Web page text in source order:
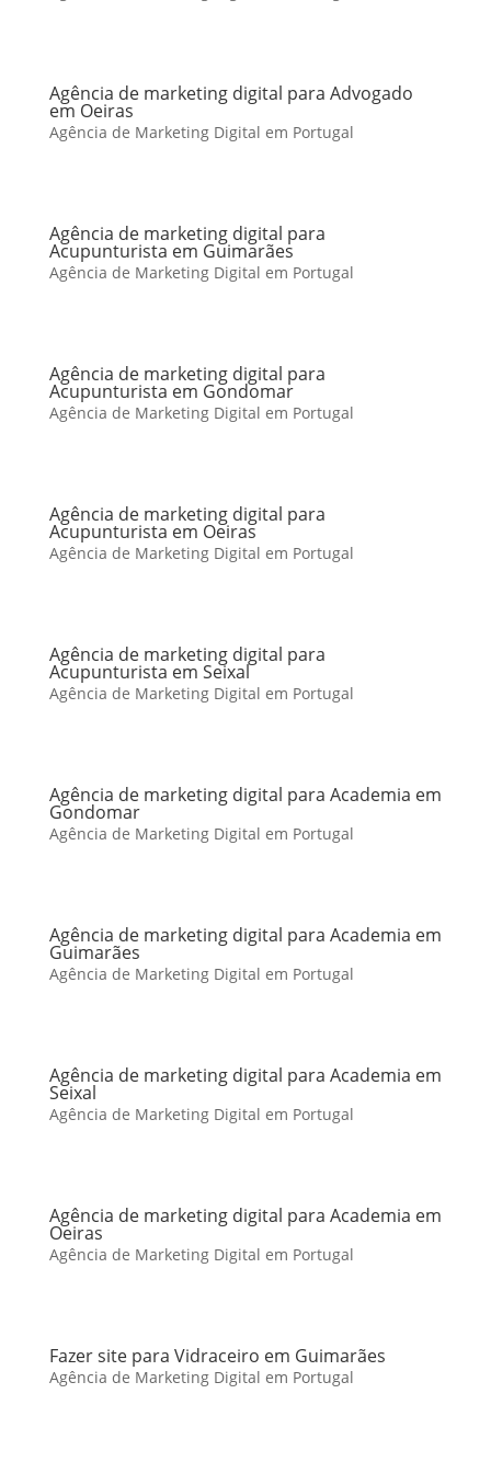
Agência de marketing digital para Advogado
em Oeiras
Agência de Marketing Digital em Portugal
Agência de marketing digital para
Acupunturista em Guimarães
Agência de Marketing Digital em Portugal
Agência de marketing digital para
Acupunturista em Gondomar
Agência de Marketing Digital em Portugal
Agência de marketing digital para
Acupunturista em Oeiras
Agência de Marketing Digital em Portugal
Agência de marketing digital para
Acupunturista em Seixal
Agência de Marketing Digital em Portugal
Agência de marketing digital para Academia em
Gondomar
Agência de Marketing Digital em Portugal
Agência de marketing digital para Academia em
Guimarães
Agência de Marketing Digital em Portugal
Agência de marketing digital para Academia em
Seixal
Agência de Marketing Digital em Portugal
Agência de marketing digital para Academia em
Oeiras
Agência de Marketing Digital em Portugal
Fazer site para Vidraceiro em Guimarães
Agência de Marketing Digital em Portugal